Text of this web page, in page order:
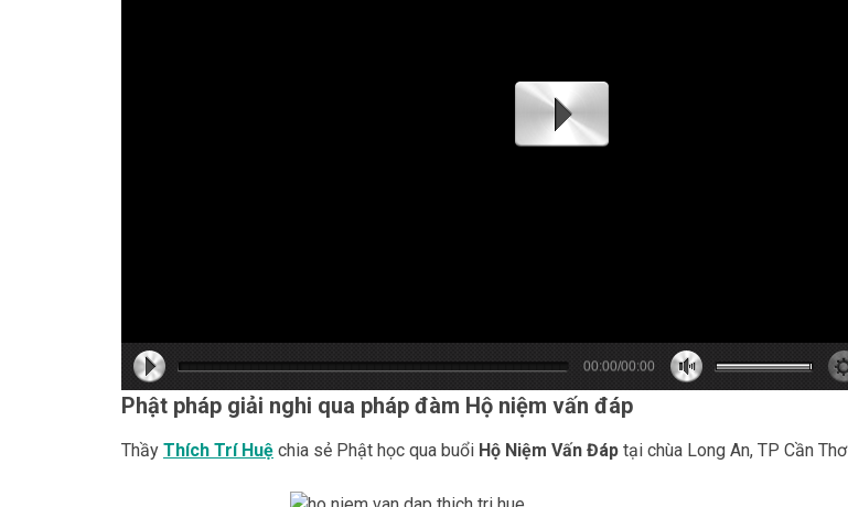
hd2160
hd2160
hd1440
highres
hd1080
hd720
large
medium
small
tiny
00:00/00:00
Phật pháp giải nghi qua pháp đàm Hộ niệm vấn đáp
Thầy Thích Trí Huệ chia sẻ Phật học qua buổi Hộ Niệm Vấn Đáp tại chùa Long An, TP Cần Thơ